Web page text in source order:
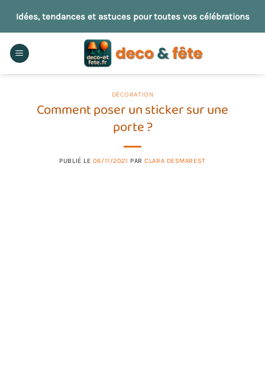
contenu
Idées, tendances et astuces pour toutes vos célébrations
DÉCORATION
Comment poser un sticker sur une
porte ?
PUBLIÉ LE 06/11/2021 PARCLARA DESMAREST